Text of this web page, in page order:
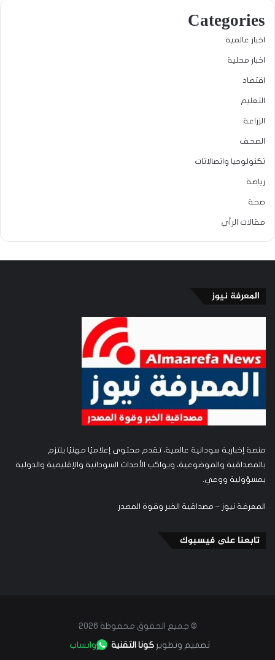
Categories
اخبار عالمية
اخبار محلية
اقتصاد
التعليم
الزراعة
الصحف
تكنولوجيا واتصالاتات
رياضة
صحة
مقالات الرأي
المعرفة نيوز
منصة إخبارية سودانية عالمية، تقدم محتوى إعلاميًا مهنيًا يلتزم
بالمصداقية والموضوعية، ويواكب الأحداث السودانية والإقليمية والدولية
بمسؤولية ووعي.
المعرفة نيوز – مصداقية الخبر وقوة المصدر
تابعنا على فيسبوك
© جميع الحقوق محفوظة 2026
تصميم وتطويركونا التقنية واتساب